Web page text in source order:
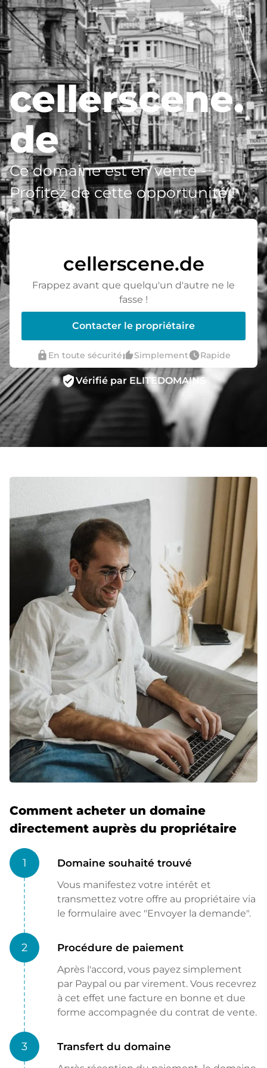
cellerscene.
de
Ce domaine est en vente -
Profitez de cette opportunité !
cellerscene.de
Frappez avant que quelqu'un d'autre ne le
fasse !
Contacter le propriétaire
lock En toute sécuritéthumb_up_altSimplementwatch_laterRapide
verified_userVérifié par ELITEDOMAINS
Comment acheter un domaine
directement auprès du propriétaire
1 Domaine souhaité trouvé
Vous manifestez votre intérêt et
transmettez votre offre au propriétaire via
le formulaire avec "Envoyer la demande".
2 Procédure de paiement
Après l'accord, vous payez simplement
par Paypal ou par virement. Vous recevrez
à cet effet une facture en bonne et due
forme accompagnée du contrat de vente.
3 Transfert du domaine